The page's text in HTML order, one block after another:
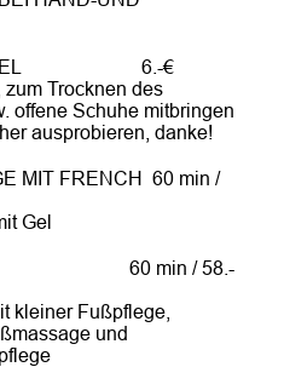
NÄGEL 6.-€
zum Trocknen des
offene Schuhe mitbringen
ausprobieren, danke!
MIT FRENCH 60 min /
Gel
60 min / 58.-
kleiner Fußpflege,
und